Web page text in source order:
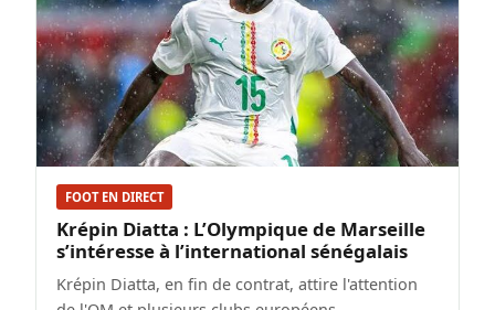
FOOT EN DIRECT
Krépin Diatta : L’Olympique de Marseille
s’intéresse à l’international sénégalais
Krépin Diatta, en fin de contrat, attire l'attention